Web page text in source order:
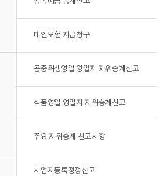
대인보험 지급청구
공중위생영업 영업자 지위승계신고
식품영업 영업자 지위승계신고
주요 지위승계 신고사항
사업자등록정정신고